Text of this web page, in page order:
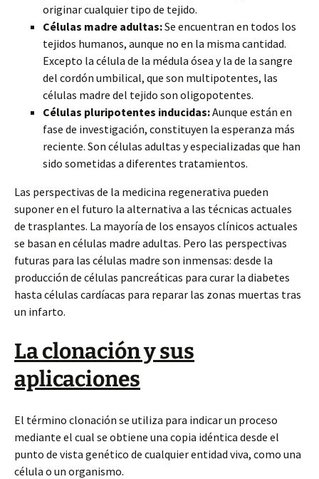
originar cualquier tipo de tejido.
Células madre adultas:Se encuentran en todos los
tejidos humanos, aunque no en la misma cantidad.
Excepto la célula de la médula ósea y la de la sangre
del cordón umbilical, que son multipotentes, las
células madre del tejido son oligopotentes.
Células pluripotentes inducidas:Aunque están en
fase de investigación, constituyen la esperanza más
reciente. Son células adultas y especializadas que han
sido sometidas a diferentes tratamientos.
Las perspectivas de la medicina regenerativa pueden
suponer en el futuro la alternativa a las técnicas actuales
de trasplantes. La mayoría de los ensayos clínicos actuales
se basan en células madre adultas. Pero las perspectivas
futuras para las células madre son inmensas: desde la
producción de células pancreáticas para curar la diabetes
hasta células cardíacas para reparar las zonas muertas tras
un infarto.
La clonación y sus
aplicaciones
El término clonación se utiliza para indicar un proceso
mediante el cual se obtiene una copia idéntica desde el
punto de vista genético de cualquier entidad viva, como una
célula o un organismo.